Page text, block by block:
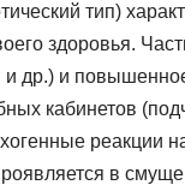
тип)
здоровья.
др.) и
кабинетов
реакции
в